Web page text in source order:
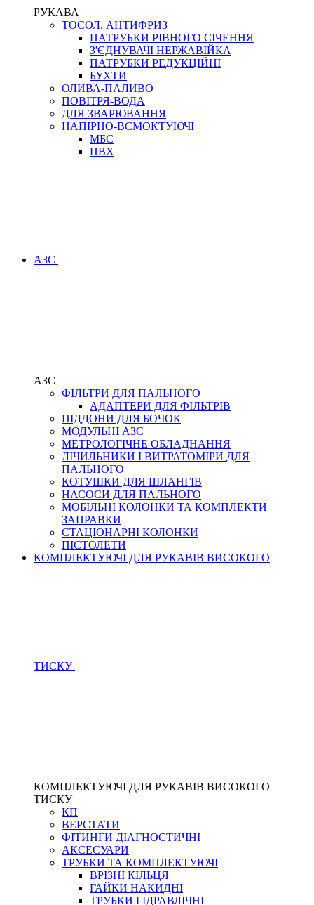
РУКАВА
ТОСОЛ, АНТИФРИЗ
ПАТРУБКИ РІВНОГО СІЧЕННЯ
З'ЄДНУВАЧІ НЕРЖАВІЙКА
ПАТРУБКИ РЕДУКЦІЙНІ
БУХТИ
ОЛИВА-ПАЛИВО
ПОВІТРЯ-ВОДА
ДЛЯ ЗВАРЮВАННЯ
НАПІРНО-ВСМОКТУЮЧІ
МБС
ПВХ
АЗС
АЗС
ФІЛЬТРИ ДЛЯ ПАЛЬНОГО
АДАПТЕРИ ДЛЯ ФІЛЬТРІВ
ПІДДОНИ ДЛЯ БОЧОК
МОДУЛЬНІ АЗС
МЕТРОЛОГІЧНЕ ОБЛАДНАННЯ
ЛІЧИЛЬНИКИ І ВИТРАТОМІРИ ДЛЯ
ПАЛЬНОГО
КОТУШКИ ДЛЯ ШЛАНГІВ
НАСОСИ ДЛЯ ПАЛЬНОГО
МОБІЛЬНІ КОЛОНКИ ТА КОМПЛЕКТИ
ЗАПРАВКИ
СТАЦІОНАРНІ КОЛОНКИ
ПІСТОЛЕТИ
КОМПЛЕКТУЮЧІ ДЛЯ РУКАВІВ ВИСОКОГО
ТИСКУ
КОМПЛЕКТУЮЧІ ДЛЯ РУКАВІВ ВИСОКОГО
ТИСКУ
КП
ВЕРСТАТИ
ФІТИНГИ ДІАГНОСТИЧНІ
АКСЕСУАРИ
ТРУБКИ ТА КОМПЛЕКТУЮЧІ
ВРІЗНІ КІЛЬЦЯ
ГАЙКИ НАКИДНІ
ТРУБКИ ГІДРАВЛІЧНІ